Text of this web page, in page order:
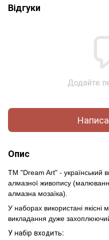
Відгуки
Додайте
Опис
ТМ "Dream Art" - український
алмазної живопису
алмазна мозаїка).
У наборах використані
викладання дуже
У набір входить: